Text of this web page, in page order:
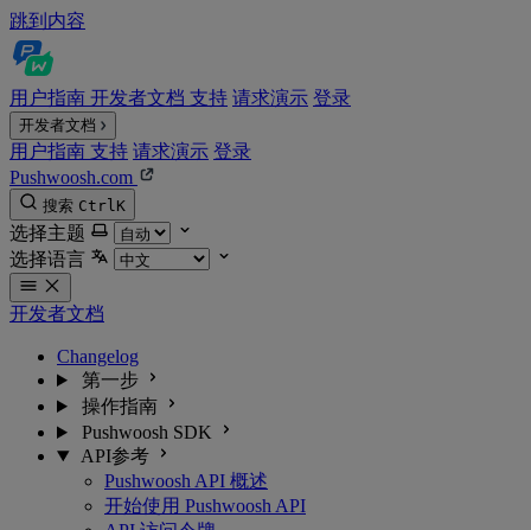
跳到内容
用户指南 开发者文档 支持 请求演示 登录
开发者文档
用户指南 支持 请求演示 登录
Pushwoosh.com
搜索 CtrlK
选择主题
选择语言
开发者文档
Changelog
第一步
操作指南
Pushwoosh SDK
API参考
Pushwoosh API 概述
开始使用 Pushwoosh API